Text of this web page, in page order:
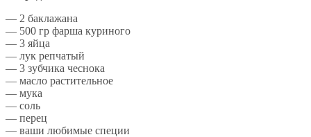
— 2 баклажана
— 500 гр фарша куриного
— 3 яйца
— лук репчатый
— 3 зубчика чеснока
— масло растительное
— мука
— соль
— перец
— ваши любимые специи